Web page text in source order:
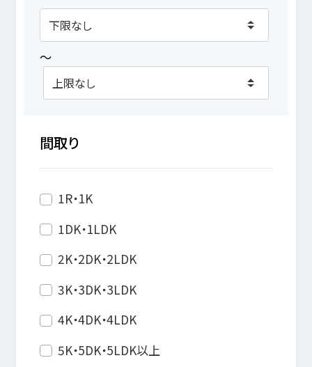
～
間取り
1R・1K
1DK・1LDK
2K・2DK・2LDK
3K・3DK・3LDK
4K・4DK・4LDK
5K・5DK・5LDK以上